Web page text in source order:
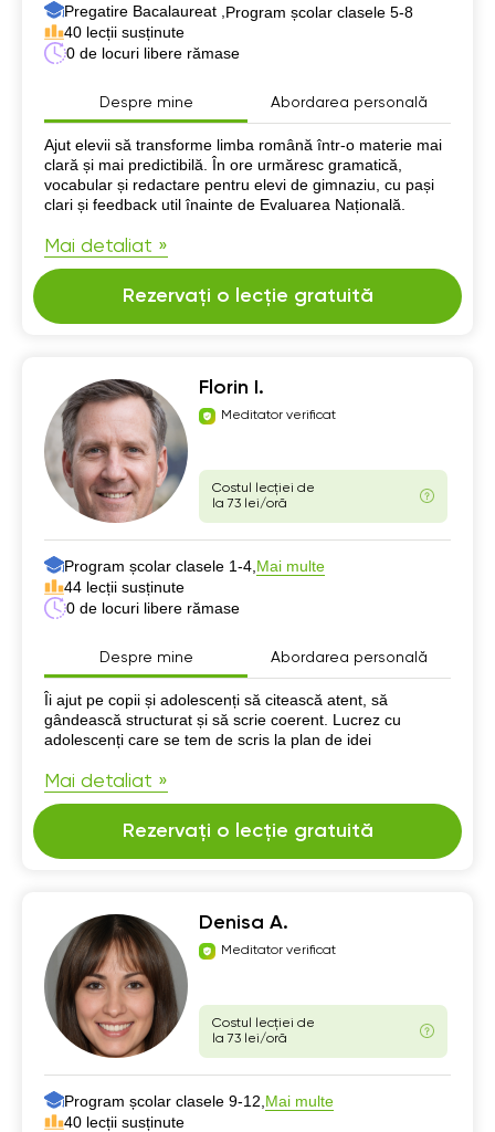
Pregatire Bacalaureat , Program școlar clasele 5-8
40 lecții susținute
0 de locuri libere rămase
Despre mine Abordarea personală
Despre mine
Ajut elevii să transforme limba română într-o materie mai
clară și mai predictibilă. În ore urmăresc gramatică,
vocabular și redactare pentru elevi de gimnaziu, cu pași
clari și feedback util înainte de Evaluarea Națională.
Mai detaliat »
Rezervați o lecție gratuită
Florin I.
Meditator verificat
Costul lecției de
la 73 lei/oră
Program școlar clasele 1-4, Mai multe
44 lecții susținute
0 de locuri libere rămase
Despre mine Abordarea personală
Despre mine
Îi ajut pe copii și adolescenți să citească atent, să
gândească structurat și să scrie coerent. Lucrez cu
adolescenți care se tem de scris la plan de idei
Mai detaliat »
Rezervați o lecție gratuită
Denisa A.
Meditator verificat
Costul lecției de
la 73 lei/oră
Program școlar clasele 9-12, Mai multe
40 lecții susținute